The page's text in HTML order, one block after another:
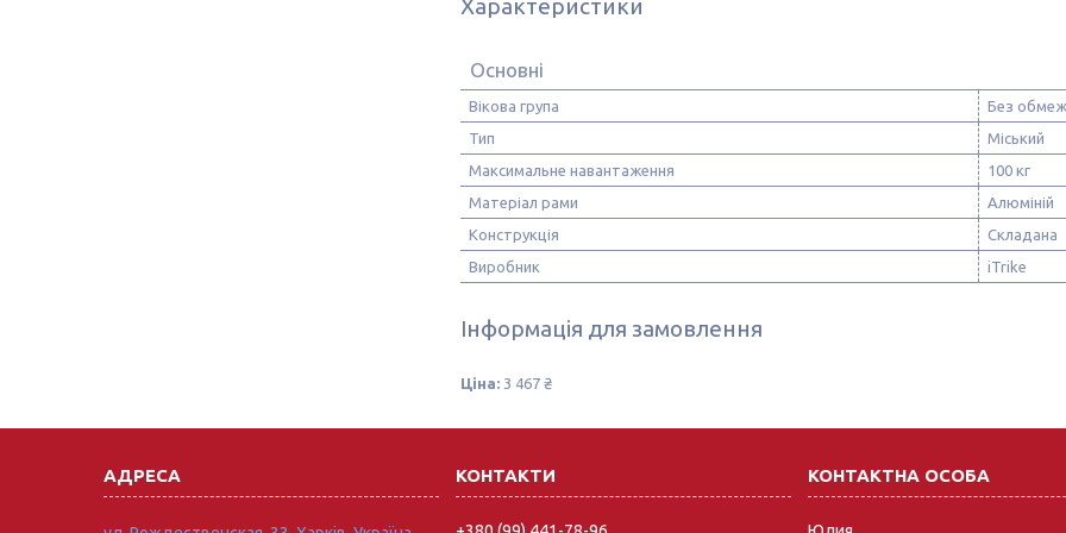
Характеристики
Основні
Вікова група
Без
Тип
Міський
Максимальне навантаження
100 кг
Матеріал рами
Алюміній
Конструкція
Складана
Виробник
iTrike
Інформація для замовлення
Ціна: 3 467 ₴